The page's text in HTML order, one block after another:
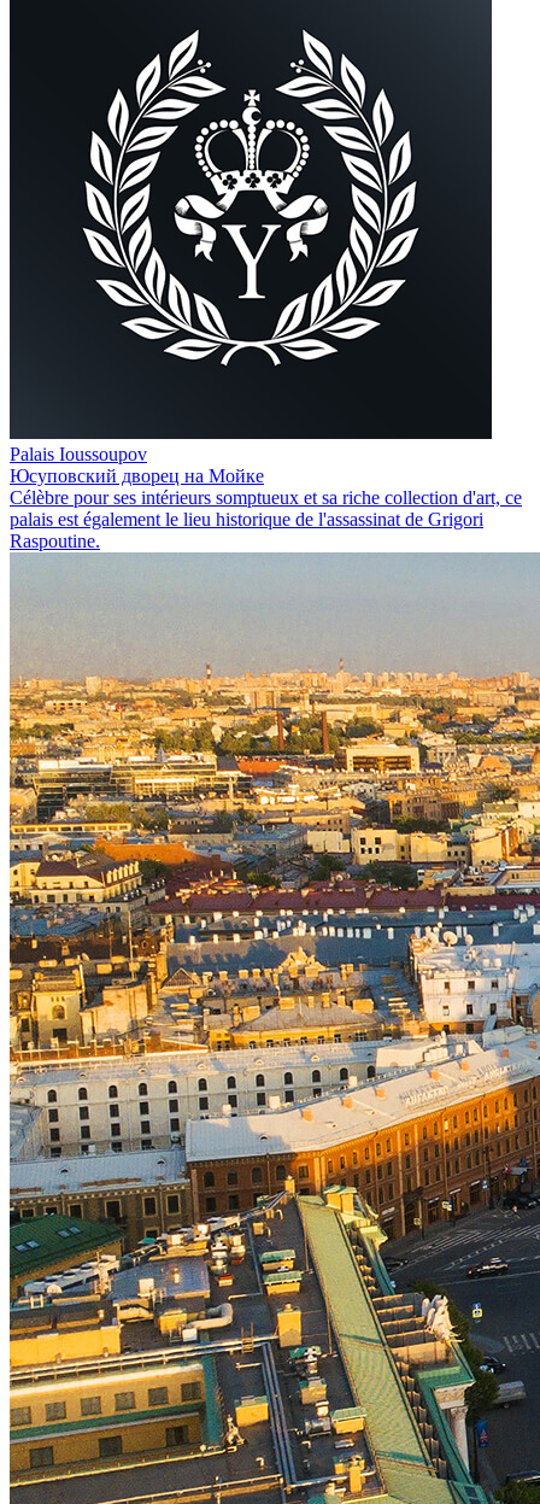
Palais Ioussoupov
Юсуповский дворец на Мойке
Célèbre pour ses intérieurs somptueux et sa riche collection d'art, ce
palais est également le lieu historique de l'assassinat de Grigori
Raspoutine.